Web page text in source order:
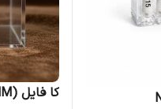
کا فایل (31MM) توماس (اصلی)